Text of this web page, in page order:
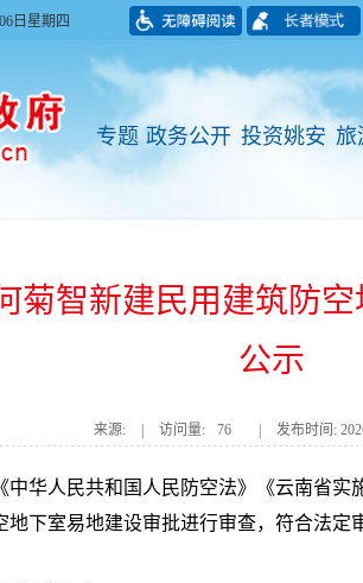
日星期四
专题 政务公开 投资姚安 旅
菊智新建民用建筑防
公示
来源: 访问量: 76 发布时间:
华人民共和国人民防空法》《云南省
下室易地建设审批进行审查，符合法定